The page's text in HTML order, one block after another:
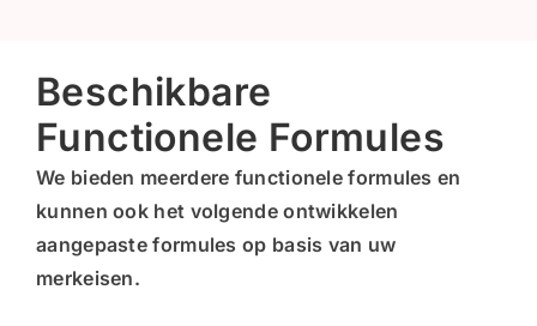
Beschikbare
Functionele Formules
We bieden meerdere functionele formules en
kunnen ook het volgende ontwikkelen
aangepaste formules op basis van uw
merkeisen.